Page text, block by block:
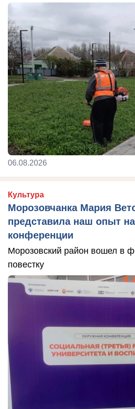
06.08.2026
Культура
Морозовчанка Мария
представила наш опыт
конференции
Морозовский район вошел в
повестку